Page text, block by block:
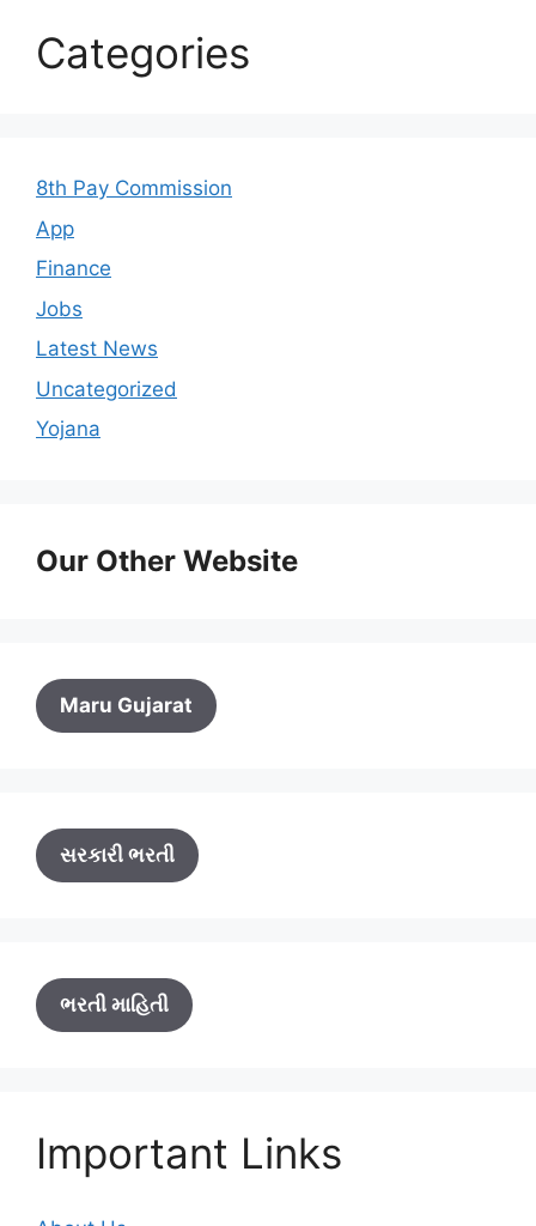
Categories
8th Pay Commission
App
Finance
Jobs
Latest News
Uncategorized
Yojana
Our Other Website
Maru Gujarat
સરકારી ભરતી
ભરતી માહિતી
Important Links